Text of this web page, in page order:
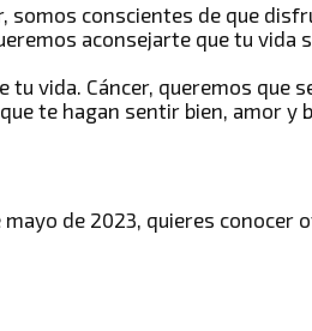
, somos conscientes de que
aconsejarte que tu vida
tu vida. Cáncer, queremos que
te hagan sentir bien, amor y
mayo de 2023 , quieres conocer